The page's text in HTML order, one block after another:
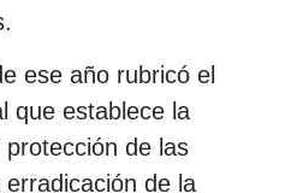
ese año rubricó el
que establece la
de las
de la